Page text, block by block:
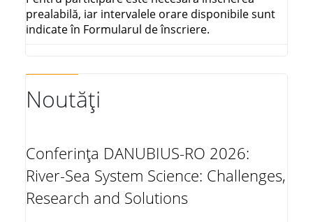
prealabilă, iar intervalele orare disponibile sunt
indicate în Formularul de înscriere.
Noutăți
Conferința DANUBIUS-RO 2026:
River-Sea System Science: Challenges,
Research and Solutions